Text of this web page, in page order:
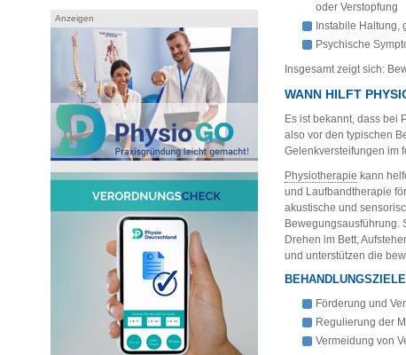
Anzeigen
oder Verstopfung
Instabile Haltung,
Psychische
Insgesamt zeigt sich:
WANN HILFT
Es ist bekannt, dass bei
also vor den typischen
Gelenkversteifungen im
Physiotherapie kann
und Laufbandtherapie
akustische und
Bewegungsausführung.
Drehen im Bett,
und unterstützen die
Förderung und
Regulierung der
Vermeidung von